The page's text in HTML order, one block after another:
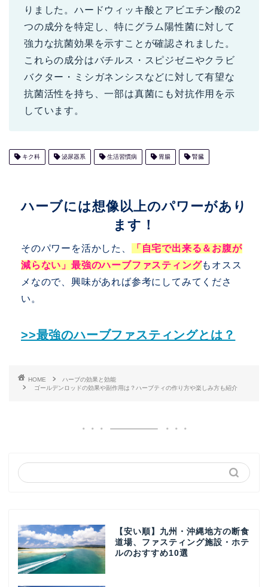
りました。ハードウィッキ酸とアビエチン酸の2
つの成分を特定し、特にグラム陽性菌に対して
強力な抗菌効果を示すことが確認されました。
これらの成分はバチルス・スピジゼニやクラビ
バクター・ミシガネンシスなどに対して有望な
抗菌活性を持ち、一部は真菌にも対抗作用を示
しています。
キク科 泌尿器系 生活習慣病 胃腸 腎臓
ハーブには想像以上のパワーがあり
ます！
そのパワーを活かした、
「自宅で出来る＆お腹が
減らない」最強のハーブファスティングもオスス
メなので、興味があれば参考にしてみてくださ
い。
>>最強のハーブファスティングとは？
HOME
ハーブの効果と効能
ゴールデンロッドの効果や副作用は？ハーブティの作り方や楽しみ方も紹介
【安い順】九州・沖縄地方の断食
道場、ファスティング施設・ホテ
ルのおすすめ10選